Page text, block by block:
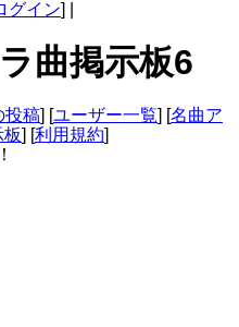
グイン] |
曲掲示板6
投稿] [ユーザー一覧] [名曲ア
] [利用規約]